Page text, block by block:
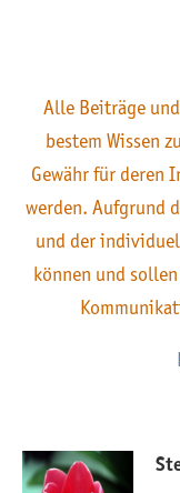
Alle Beiträge
bestem Wissen
Gewähr für deren
werden. Aufgrund
und der
können und